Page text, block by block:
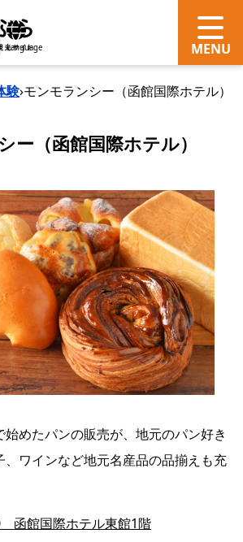
Language
験›モンモランシー（函館国際ホテル）
ー（函館国際ホテル）
めたパンの販売が、地元のパン好き
、ワインなど地元名産品の品揃えも充
函館国際ホテル東館1階